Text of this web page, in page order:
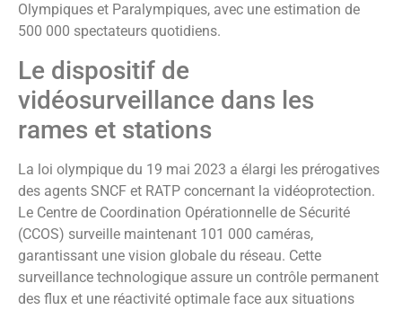
Olympiques et Paralympiques, avec une estimation de
500 000 spectateurs quotidiens.
Le dispositif de
vidéosurveillance dans les
rames et stations
La loi olympique du 19 mai 2023 a élargi les prérogatives
des agents SNCF et RATP concernant la vidéoprotection.
Le Centre de Coordination Opérationnelle de Sécurité
(CCOS) surveille maintenant 101 000 caméras,
garantissant une vision globale du réseau. Cette
surveillance technologique assure un contrôle permanent
des flux et une réactivité optimale face aux situations